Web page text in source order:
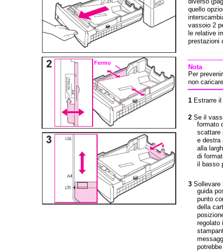
quello
vassoio 2
le relative
prestazioni
Nota
Per
non
1 Estrarre
2 Se il
formato
scattare
e destra
alla
di
il basso
3 Sollevare
guida
punto
della
regolato
Fermo